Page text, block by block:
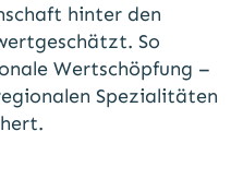
hinter den
So
Wertschöpfung –
Spezialitäten